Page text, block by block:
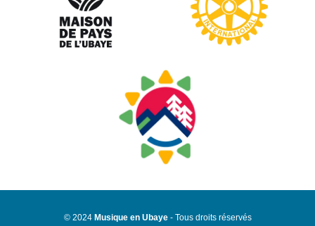
© 2024 Musique en Ubaye- Tous droits réservés